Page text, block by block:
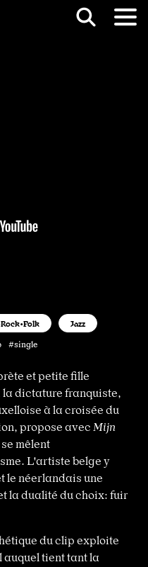
mail Jazz
#single
et petite fille
dictature franquiste,
à la croisée du
propose avec Mijn
mêlent
L'artiste belge y
le néerlandais une
la dualité du choix: fuir
du clip exploite
tient tant la